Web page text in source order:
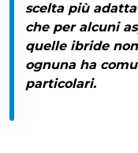
scelta più
che per alcuni
quelle ibride
ognuna ha
particolari.